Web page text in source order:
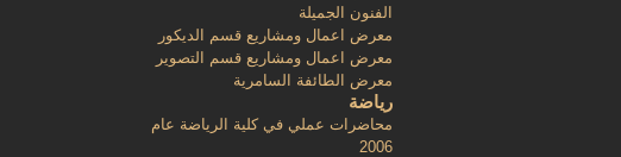
الفنون الجميلة
معرض اعمال ومشاريع قسم الديكور
معرض اعمال ومشاريع قسم التصوير
معرض الطائفة السامرية
رياضة
محاضرات عملي في كلية الرياضة عام
2006